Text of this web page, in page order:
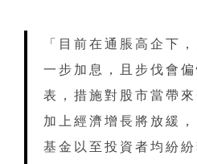
「目前在通脹高企下
一步加息，且步伐會
表，措施對股市當帶
加上經濟增長將放緩
基金以至投資者均紛